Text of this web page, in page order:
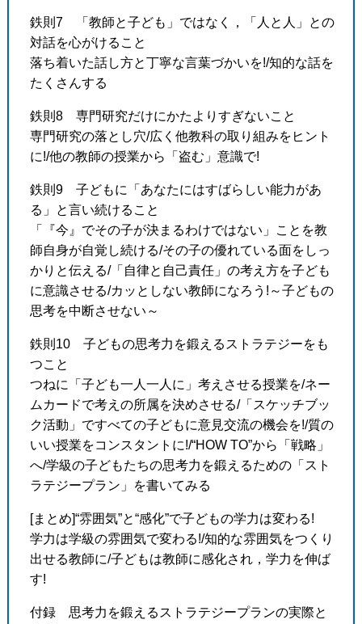
鉄則7 「教師と子ども」ではなく，「人と人」との
対話を心がけること
落ち着いた話し方と丁寧な言葉づかいを!/知的な話を
たくさんする
鉄則8 専門研究だけにかたよりすぎないこと
専門研究の落とし穴/広く他教科の取り組みをヒント
に!/他の教師の授業から「盗む」意識で!
鉄則9 子どもに「あなたにはすばらしい能力があ
る」と言い続けること
「『今』でその子が決まるわけではない」ことを教
師自身が自覚し続ける/その子の優れている面をしっ
かりと伝える/「自律と自己責任」の考え方を子ども
に意識させる/カッとしない教師になろう!～子どもの
思考を中断させない～
鉄則10 子どもの思考力を鍛えるストラテジーをも
つこと
つねに「子ども一人一人に」考えさせる授業を/ネー
ムカードで考えの所属を決めさせる/「スケッチブッ
ク活動」ですべての子どもに意見交流の機会を!/質の
いい授業をコンスタントに!/“HOW TO”から「戦略」
へ/学級の子どもたちの思考力を鍛えるための「スト
ラテジープラン」を書いてみる
[まとめ]“雰囲気”と“感化”で子どもの学力は変わる!
学力は学級の雰囲気で変わる!/知的な雰囲気をつくり
出せる教師に/子どもは教師に感化され，学力を伸ば
す!
付録 思考力を鍛えるストラテジープランの実際と